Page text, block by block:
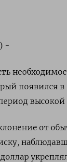
-
появился в
от